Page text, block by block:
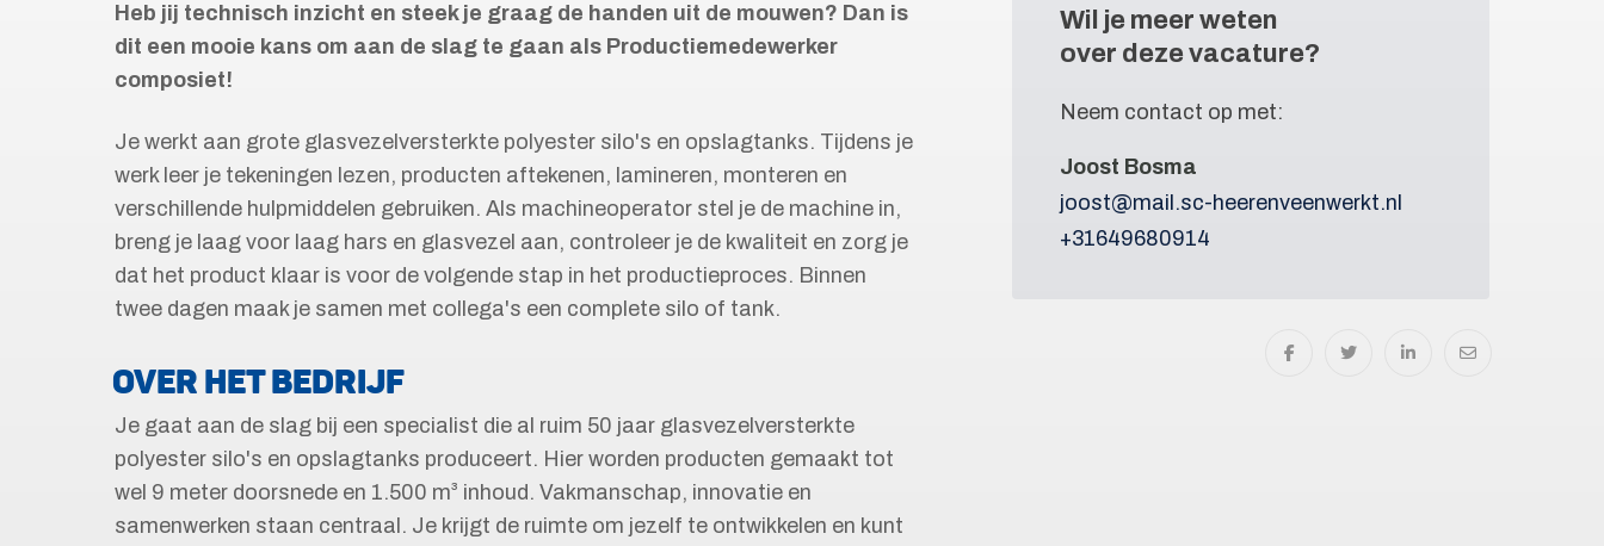
Heb jij technisch inzicht en steek je graag de handen uit de mouwen? Dan is
dit een mooie kans om aan de slag te gaan als Productiemedewerker
composiet!
Je werkt aan grote glasvezelversterkte polyester silo's en opslagtanks. Tijdens je
werk leer je tekeningen lezen, producten aftekenen, lamineren, monteren en
verschillende hulpmiddelen gebruiken. Als machineoperator stel je de machine in,
breng je laag voor laag hars en glasvezel aan, controleer je de kwaliteit en zorg je
dat het product klaar is voor de volgende stap in het productieproces. Binnen
twee dagen maak je samen met collega's een complete silo of tank.
OVER HET BEDRIJF
Je gaat aan de slag bij een specialist die al ruim 50 jaar glasvezelversterkte
polyester silo's en opslagtanks produceert. Hier worden producten gemaakt tot
wel 9 meter doorsnede en 1.500 m³ inhoud. Vakmanschap, innovatie en
samenwerken staan centraal. Je krijgt de ruimte om jezelf te ontwikkelen en kunt
Wil je meer weten
over deze vacature?
Neem contact op met:
Joost Bosma
joost@mail.sc-heerenveenwerkt.nl
+31649680914